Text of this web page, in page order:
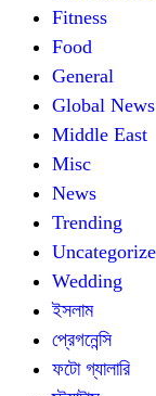
Fitness
Food
General
Global News
Middle East
Misc
News
Trending
Wedding
ইসলাম
প্রেগনেন্সি
ফটো গ্যালারি